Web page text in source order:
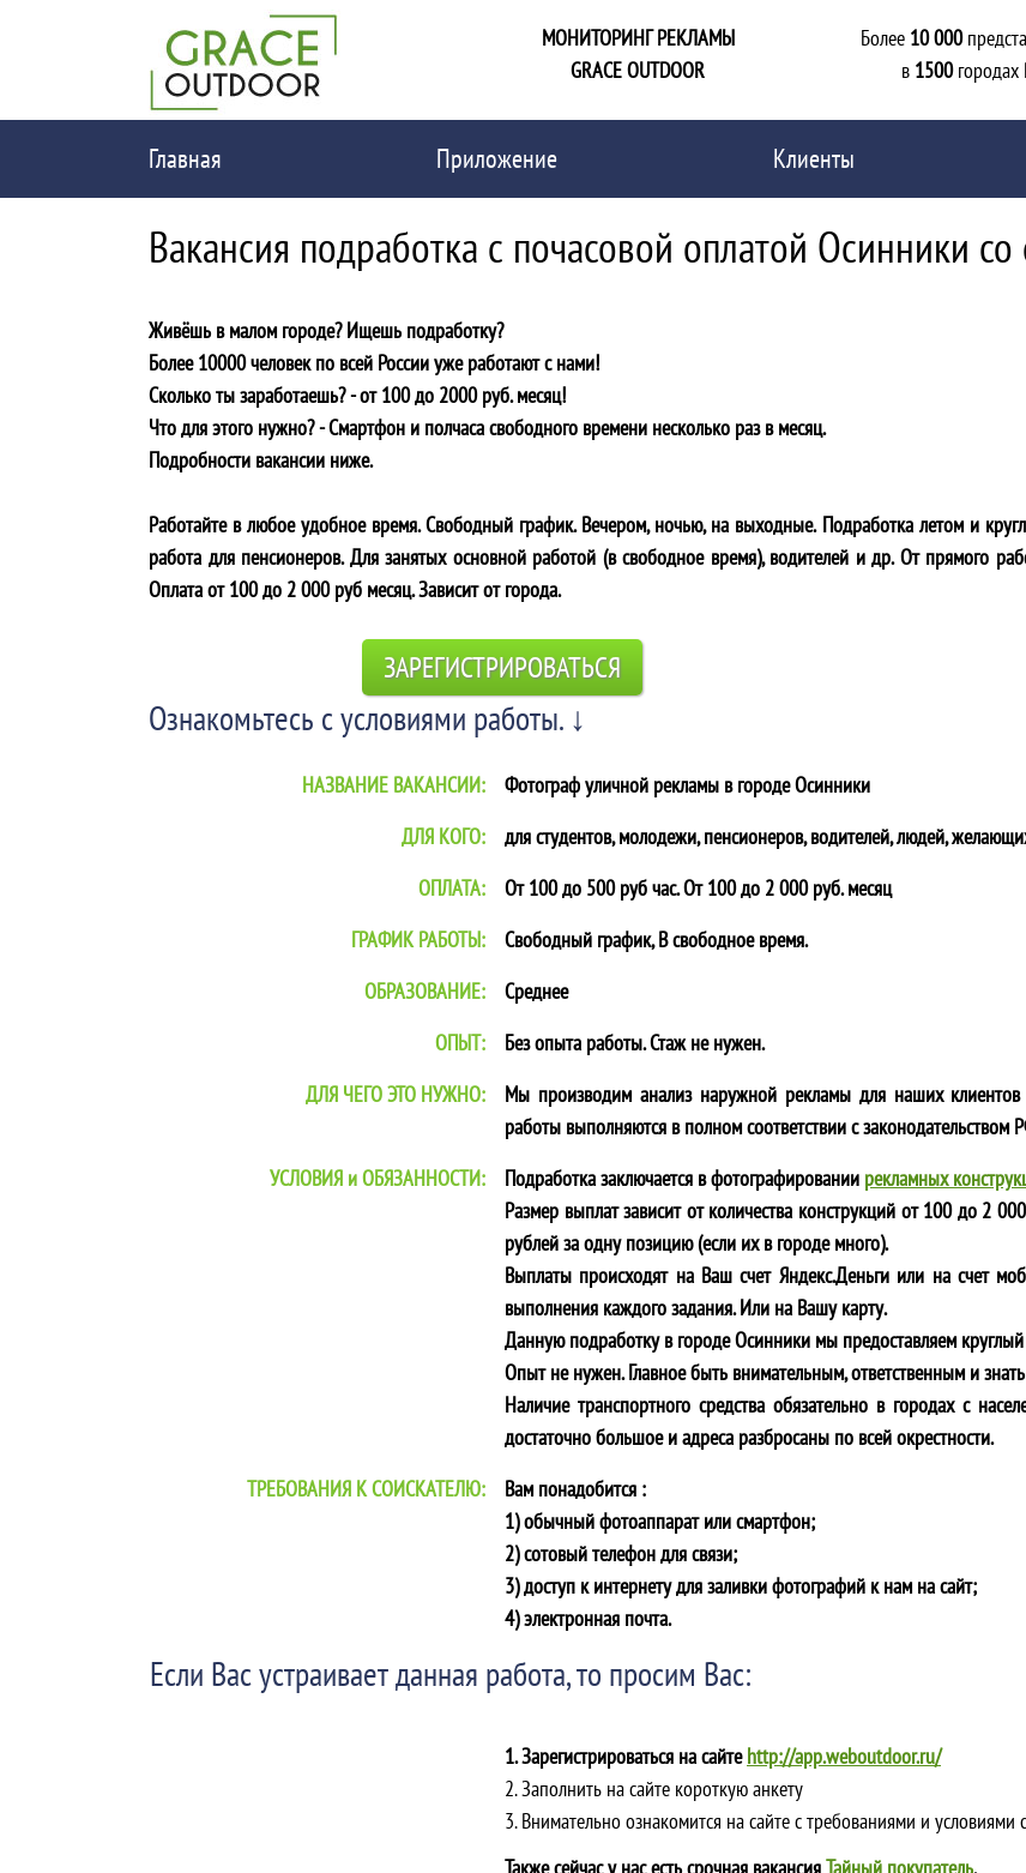
МОНИТОРИНГ РЕКЛАМЫ
GRACE OUTDOOR
Более 10 000
в 1500
Главная Приложение Клиенты
Вакансия подработка с почасовой оплатой Осинники
Живёшь в малом городе? Ищешь подработку?
Более 10000 человек по всей России уже работают с нами!
Сколько ты заработаешь? - от 100 до 2000 руб. месяц!
Что для этого нужно? - Cмартфон и полчаса свободного времени несколько раз в месяц.
Подробности вакансии ниже.
Работайте в любое удобное время. Свободный график. Вечером, ночью, на выходные. Подработка летом и
работа для пенсионеров. Для занятых основной работой (в свободное время), водителей и др. От прямого
Оплата от 100 до 2 000 руб месяц. Зависит от города.
ЗАРЕГИСТРИРОВАТЬСЯ
Ознакомьтесь с условиями работы. ↓
НАЗВАНИЕ ВАКАНСИИ: Фотограф уличной рекламы в городеОсинники
ДЛЯ КОГО:
для студентов, молодежи, пенсионеров, водителей, людей,
ОПЛАТА:
От 100 до 500 руб час. От 100 до 2 000 руб. месяц
ГРАФИК РАБОТЫ:
Свободный график, В свободное время.
ОБРАЗОВАНИЕ:
Среднее
ОПЫТ:
Без опыта работы. Стаж не нужен.
ДЛЯ ЧЕГО ЭТО НУЖНО:
Мы производим анализ наружной рекламы для наших
работы выполняются в полном соответствии с законодательством
УСЛОВИЯ и ОБЯЗАННОСТИ:
Подработка заключается в фотографировании рекламных
Размер выплат зависит от количества конструкций от 100 до 2
рублей за одну позицию (если их в городе много).
Выплаты происходят на Ваш счет Яндекс.Деньги или на счет
выполнения каждого задания. Или на Вашу карту.
Данную подработку в городеОсинники мы предоставляем
Опыт не нужен. Главное быть внимательным, ответственным и
Наличие транспортного средства обязательно в городах с
достаточно большое и адреса разбросаны по всей окрестности.
ТРЕБОВАНИЯ К СОИСКАТЕЛЮ:
Вам понадобится :
1) обычный фотоаппарат или смартфон;
2) сотовый телефон для связи;
3) доступ к интернету для заливки фотографий к нам на сайт;
4) электронная почта.
Если Вас устраивает данная работа, то просим Вас:
1. Зарегистрироваться на сайтеhttp://app.weboutdoor.ru/
2. Заполнить на сайте короткую анкету
3. Внимательно ознакомится на сайте с требованиями и условиями